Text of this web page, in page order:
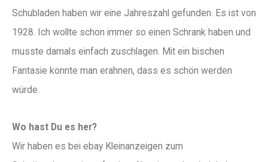
Schubladen haben wir eine Jahreszahl gefunden. Es ist von
1928. Ich wollte schon immer so einen Schrank haben und
musste damals einfach zuschlagen. Mit ein bischen
Fantasie konnte man erahnen, dass es schön werden
würde.
Wo hast Du es her?
Wir haben es bei ebay Kleinanzeigen zum